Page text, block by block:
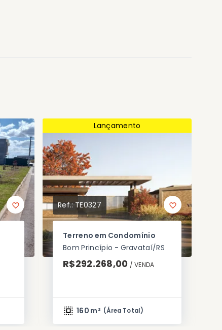
Lançamento
Ref.:TE0327
Terreno em Condomínio
Bom Princípio - Gravataí/RS
R$292.268,00 / VENDA
160 m² (Área Total)